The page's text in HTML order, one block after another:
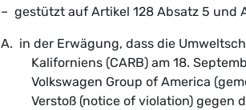
– gestützt auf Artikel 128 Absatz 5 und
A. in der Erwägung, dass die
Kaliforniens (CARB) am 18.
Volkswagen Group of America
Verstoß (notice of violation)